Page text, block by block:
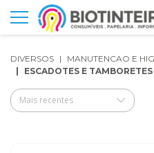
DIVERSOS
MANUTENCAO E
ESCADOTES E TAMBORETES
Mais recentes